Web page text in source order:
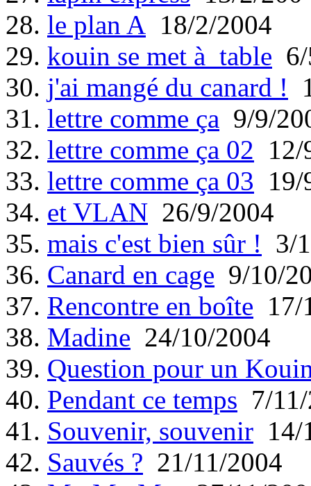
28. le plan A 18/2/2004
29. kouin se met à table
30. j'ai mangé du canard !
31. lettre comme ça 9/9/
32. lettre comme ça 02 12/
33. lettre comme ça 03 19/
34. et VLAN 26/9/2004
35. mais c'est bien sûr ! 3/
36. Canard en cage 9/10/
37. Rencontre en boîte 17/
38. Madine 24/10/2004
39. Question pour un
40. Pendant ce temps 7/
41. Souvenir, souvenir 14/
42. Sauvés ? 21/11/2004